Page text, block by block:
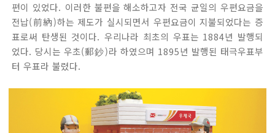
편이 있었다. 이러한 불편을 해소하고자 전국 균일의 우편요금을
전납(前納)하는 제도가 실시되면서 우편요금이 지불되었다는 증
표로써 탄생된 것이다. 우리나라 최초의 우표는 1884년 발행되
었다. 당시는 우초(郵鈔)라 하였으며 1895년 발행된 태극우표부
터 우표라 불렸다.